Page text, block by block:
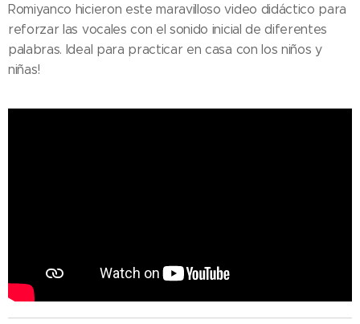
Romiyanco hicieron este maravilloso video didáctico para
reforzar las vocales con el sonido inicial de diferentes
palabras. Ideal para practicar en casa con los niños y
niñas!